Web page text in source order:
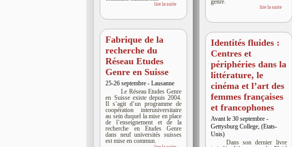
lire la suite
Fabrique de la
recherche du
Réseau Etudes
Genre en Suisse
25-26 septembre - Lausanne
Le Réseau Etudes Genre
en Suisse existe depuis 2004.
Il s’agit d’un programme de
coopération interuniversitaire
au sein duquel la mise en place
de l’enseignement et de la
recherche en Etudes Genre
dans neuf universités suisses
est mise en commun.
lire la suite
Identités fluides :
Centres et
périphéries dans la
littérature, le
cinéma et l’art des
femmes françaises
et francophones
Avant le 30 septembre -
Gettysburg College, (Etats-
Unis)
Dans son dernier livre